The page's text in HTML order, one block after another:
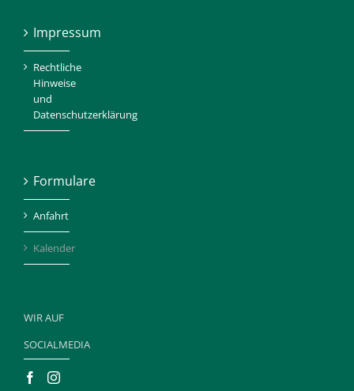
Impressum
Rechtliche
Hinweise
und
Datenschutzerklärung
Formulare
Anfahrt
Kalender
WIR AUF
SOCIALMEDIA